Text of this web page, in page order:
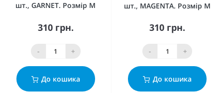
шт., GARNET. Розмір M
310 грн.
- +
До кошика
шт., MAGENTA. Розмір M
310 грн.
- +
До кошика